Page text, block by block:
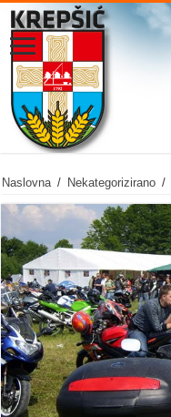
Naslovna / Nekategorizirano /